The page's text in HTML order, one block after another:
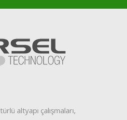
altyapı çalışmaları,